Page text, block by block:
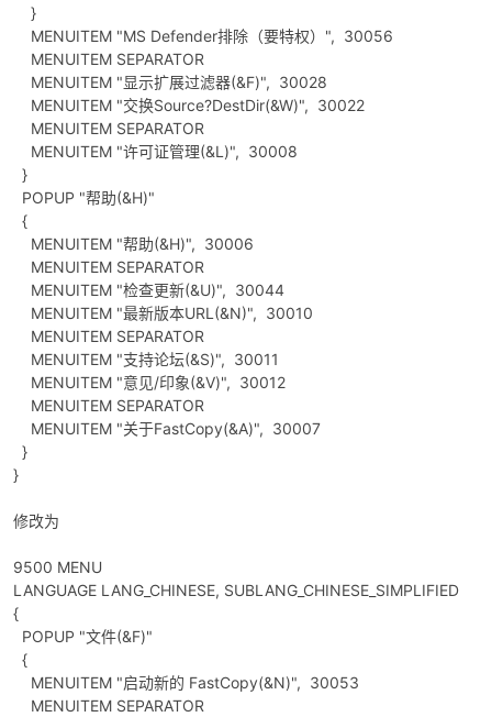
}
MENUITEM "MS Defender排除（要特权）", 30056
MENUITEM SEPARATOR
MENUITEM "显示扩展过滤器(&F)", 30028
MENUITEM "交换Source?DestDir(&W)", 30022
MENUITEM SEPARATOR
MENUITEM "许可证管理(&L)", 30008
}
POPUP "帮助(&H)"
{
MENUITEM "帮助(&H)", 30006
MENUITEM SEPARATOR
MENUITEM "检查更新(&U)", 30044
MENUITEM "最新版本URL(&N)", 30010
MENUITEM SEPARATOR
MENUITEM "支持论坛(&S)", 30011
MENUITEM "意见/印象(&V)", 30012
MENUITEM SEPARATOR
MENUITEM "关于FastCopy(&A)", 30007
}
}
修改为
9500 MENU
LANGUAGE LANG_CHINESE, SUBLANG_CHINESE_SIMPLIFIED
{
POPUP "文件(&F)"
{
MENUITEM "启动新的 FastCopy(&N)", 30053
MENUITEM SEPARATOR